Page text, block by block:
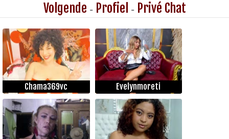
Volgende - Profiel - Privé Chat
Chama369vc Evelynmoreti